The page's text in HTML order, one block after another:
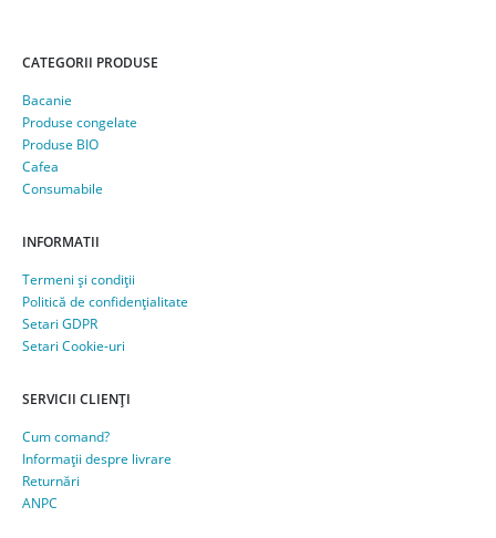
CATEGORII PRODUSE
Bacanie
Produse congelate
Produse BIO
Cafea
Consumabile
INFORMATII
Termeni și condiții
Politică de confidențialitate
Setari GDPR
Setari Cookie-uri
SERVICII CLIENȚI
Cum comand?
Informații despre livrare
Returnări
ANPC